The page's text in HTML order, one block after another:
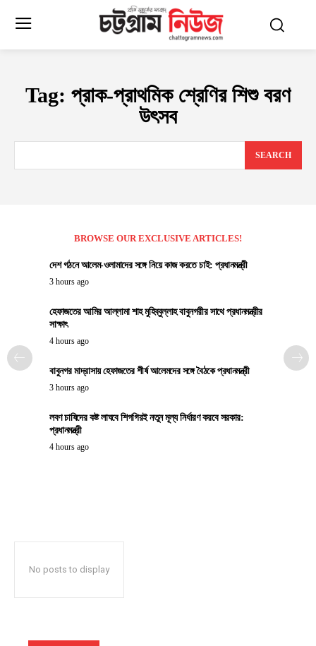
Tag: প্রাক-প্রাথমিক শ্রেণির শিশু বরণ
উৎসব
SEARCH
BROWSE OUR EXCLUSIVE ARTICLES!
দেশ গঠনে আলেম-ওলামাদের সঙ্গে নিয়ে কাজ করতে চাই: প্রধানমন্ত্রী
3 hours ago
হেফাজতের আমির আল্লামা শাহ মুহিব্বুল্লাহ বাবুনগরীর সাথে প্রধানমন্ত্রীর
সাক্ষাৎ
4 hours ago
বাবুনগর মাদ্রাসায় হেফাজতের শীর্ষ আলেমদের সঙ্গে বৈঠকে প্রধানমন্ত্রী
3 hours ago
লবণ চাষিদের কষ্ট লাঘবে শিগগিরই নতুন মূল্য নির্ধারণ করবে সরকার:
প্রধানমন্ত্রী
4 hours ago
No posts to display